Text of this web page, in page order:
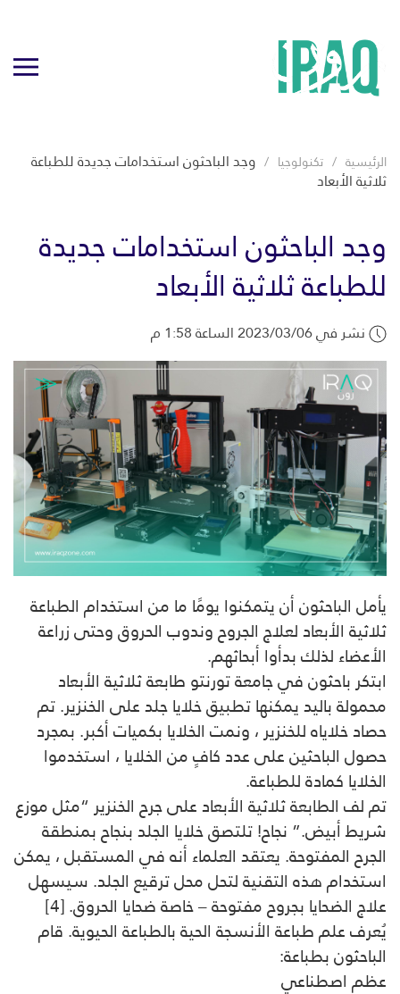
الرئيسية تكنولوجيا وجد الباحثون استخدامات جديدة للطباعة
ثلاثية الأبعاد
وجد الباحثون استخدامات جديدة
للطباعة ثلاثية الأبعاد
نشر في 2023/03/06 الساعة 1:58 م
يأمل الباحثون أن يتمكنوا يومًا ما من استخدام الطباعة
ثلاثية الأبعاد لعلاج الجروح وندوب الحروق وحتى زراعة
الأعضاء لذلك بدأوا أبحاثهم.
ابتكر باحثون في جامعة تورنتو طابعة ثلاثية الأبعاد
محمولة باليد يمكنها تطبيق خلايا جلد على الخنزير. تم
حصاد خلاياه للخنزير ، ونمت الخلايا بكميات أكبر. بمجرد
حصول الباحثين على عدد كافٍ من الخلايا ، استخدموا
الخلايا كمادة للطباعة.
تم لف الطابعة ثلاثية الأبعاد على جرح الخنزير “مثل موزع
شريط أبيض.” نجاح! تلتصق خلايا الجلد بنجاح بمنطقة
الجرح المفتوحة. يعتقد العلماء أنه في المستقبل ، يمكن
استخدام هذه التقنية لتحل محل ترقيع الجلد. سيسهل
علاج الضحايا بجروح مفتوحة – خاصة ضحايا الحروق. [4]
يُعرف علم طباعة الأنسجة الحية بالطباعة الحيوية. قام
الباحثون بطباعة:
عظم اصطناعي